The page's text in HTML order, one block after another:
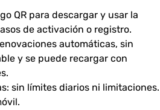
QR para descargar y usar la
de activación o registro.
automáticas, sin
y se puede recargar con
sin límites diarios ni limitaciones.